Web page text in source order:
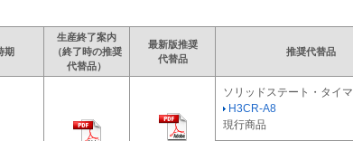
期
生産終了案内
（終了時の推奨
代替品）
最新版推奨
代替品
推奨代替品
ソリッドステート・タイマ
H3CR-A8
現行商品